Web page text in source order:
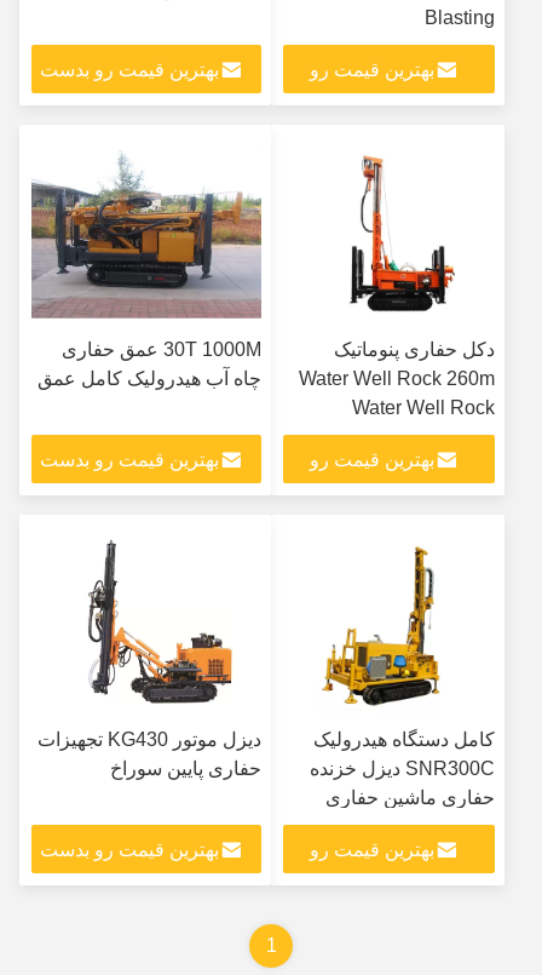
Blasting
بهترین قیمت رو بهترین قیمت رو بدست
دکل حفاری پنوماتیک
Water Well Rock 260m
Water Well Rock
بهترین قیمت رو
30T 1000M عمق حفاری
چاه آب هیدرولیک کامل عمق
بهترین قیمت رو بدست
کامل دستگاه هیدرولیک
SNR300C دیزل خزنده
حفاری ماشین حفاری
بهترین قیمت رو
دیزل موتور KG430 تجهیزات
حفاری پایین سوراخ
بهترین قیمت رو بدست
1